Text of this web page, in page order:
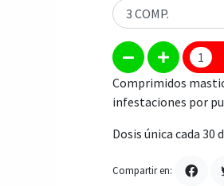
Comprimidos
infestaciones por
Dosis única cada 30
Compartir en: